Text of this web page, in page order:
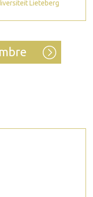
Lieteberg